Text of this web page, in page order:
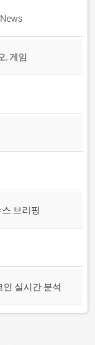
, 게임
브리핑
인 실시간 분석